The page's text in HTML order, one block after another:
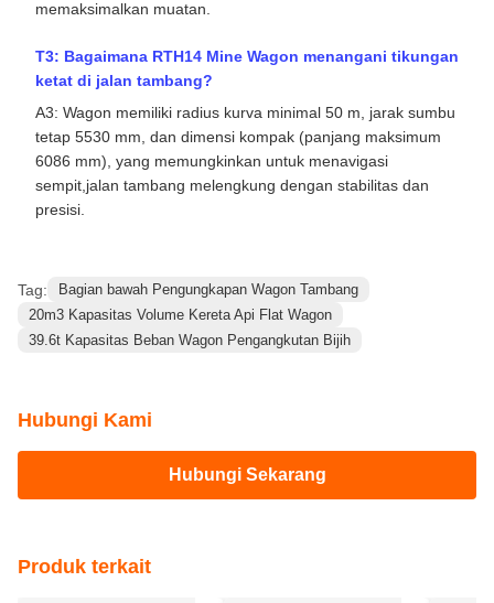
T3: Bagaimana RTH14 Mine Wagon menangani tikungan
A3: Wagon memiliki radius kurva minimal 50 m, jarak sumbu
tetap 5530 mm, dan dimensi kompak (panjang maksimum
6086 mm), yang memungkinkan untuk menavigasi
sempit,jalan tambang melengkung dengan stabilitas dan
presisi.
39.6t Kapasitas Beban Wagon Pengangkutan Bijih